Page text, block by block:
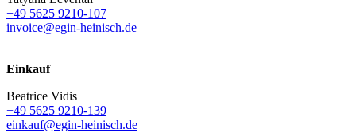
+49 5625 9210-107
invoice@egin-heinisch.de
Einkauf
Beatrice Vidis
+49 5625 9210-139
einkauf@egin-heinisch.de